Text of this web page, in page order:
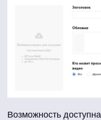
Возможность доступна